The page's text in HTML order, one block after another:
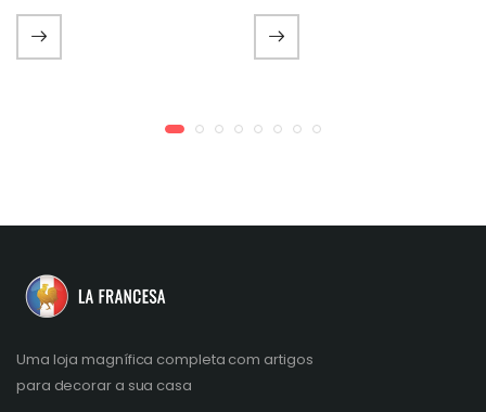
Uma loja magnífica completa com artigos
para decorar a sua casa